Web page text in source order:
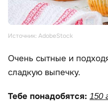
Источник: AdobeStock
Очень сытные и
сладкую выпечку.
Тебе понадобятся: 150